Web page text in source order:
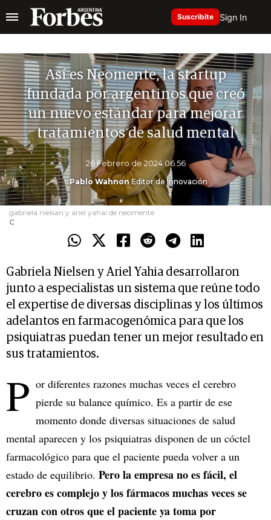
Suscribite Sign In
Así es Neomente, la startup
fundada por argentinos que creó
un nuevo estándar para mejorar
tratamientos de salud mental
26 Febrero de 2024 06.56
Pablo WahnonEditor de Innovación
gabriela nielsan y ariel yahai de neomente
C
Gabriela Nielsen y Ariel Yahia desarrollaron
junto a especialistas un sistema que reúne todo
el expertise de diversas disciplinas y los últimos
adelantos en farmacogenómica para que los
psiquiatras puedan tener un mejor resultado en
sus tratamientos.
P or diferentes razones muchas veces el cerebro
pierde su balance químico. Es a partir de ese
momento donde diversas situaciones de salud
mental aparecen y los psiquiatras disponen de un cóctel
farmacológico para que el paciente pueda volver a un
estado de equilibrio. Pero la empresa no es fácil, el
cerebro es complejo y los fármacos muchas veces se
cruzan con otros que el paciente ya toma por